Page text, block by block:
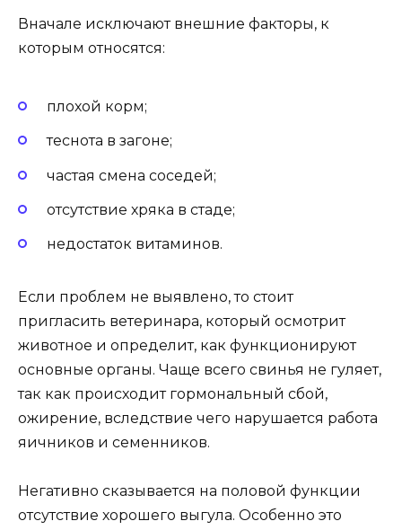
Вначале исключают внешние факторы, к
которым относятся:
плохой корм;
теснота в загоне;
частая смена соседей;
отсутствие хряка в стаде;
недостаток витаминов.
Если проблем не выявлено, то стоит
пригласить ветеринара, который осмотрит
животное и определит, как функционируют
основные органы. Чаще всего свинья не гуляет,
так как происходит гормональный сбой,
ожирение, вследствие чего нарушается работа
яичников и семенников.
Негативно сказывается на половой функции
отсутствие хорошего выгула. Особенно это